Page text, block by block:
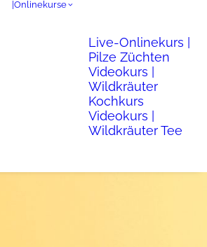
|Onlinekurse
Live-Onlinekurs |
Pilze Züchten
Videokurs |
Wildkräuter
Kochkurs
Videokurs |
Wildkräuter Tee